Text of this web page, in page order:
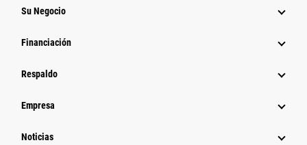
Su Negocio
Financiación
Respaldo
Empresa
Noticias